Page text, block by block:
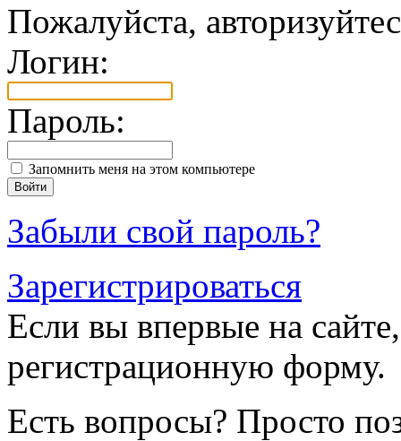
Пожалуйста,
Логин:
Пароль:
Запомнить меня на этом компьютере
Забыли свой пароль?
Зарегистрироваться
Если вы впервые на
регистрационную форму.
Есть вопросы? Просто